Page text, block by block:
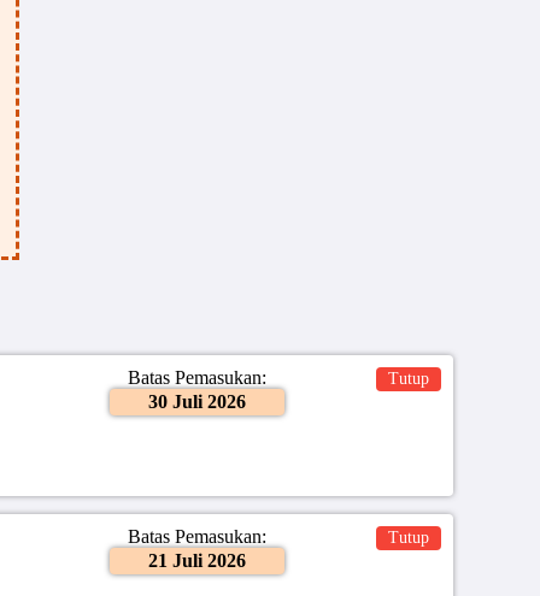
Batas Pemasukan:
30 Juli 2026
Tutup
Batas Pemasukan:
21 Juli 2026
Tutup